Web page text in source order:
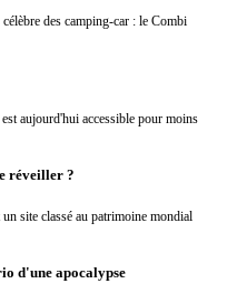
des camping-car : le Combi
aujourd'hui accessible pour moins
réveiller ?
site classé au patrimoine mondial
d'une apocalypse